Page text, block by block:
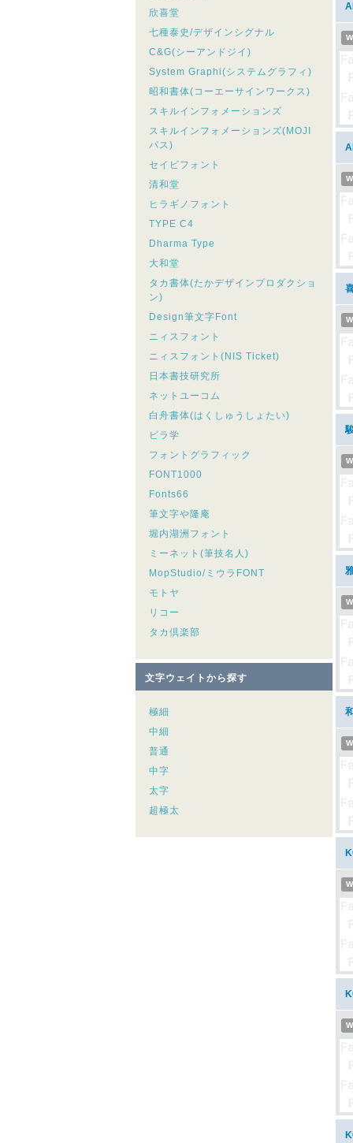
欣喜堂
七種泰史/デザインシグナル
C&G(シーアンドジイ)
System Graphi(システムグラフィ)
昭和書体(コーエーサインワークス)
スキルインフォメーションズ
スキルインフォメーションズ(MOJI
パス)
セイビフォント
清和堂
ヒラギノフォント
TYPE C4
Dharma Type
大和堂
タカ書体(たかデザインプロダクショ
ン)
Design筆文字Font
ニィスフォント
ニィスフォント(NIS Ticket)
日本書技研究所
ネットユーコム
白舟書体(はくしゅうしょたい)
ビラ学
フォントグラフィック
FONT1000
Fonts66
筆文字や隆庵
堀内湖洲フォント
ミーネット(筆技名人)
MopStudio/ミウラFONT
モトヤ
リコー
タカ倶楽部
文字ウェイトから探す
極細
中細
普通
中字
太字
超極太